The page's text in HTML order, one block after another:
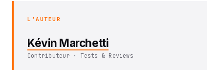
L'AUTEUR
Kévin Marchetti
Contributeur · Tests & Reviews